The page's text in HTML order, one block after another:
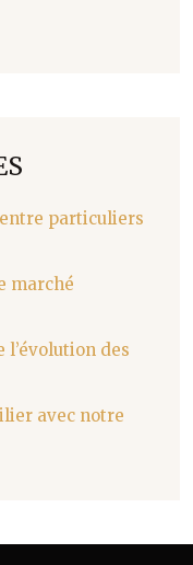
particuliers
marché
l’évolution des
avec notre